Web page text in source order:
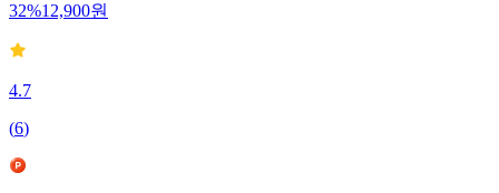
32%12,900원
4.7
(6)